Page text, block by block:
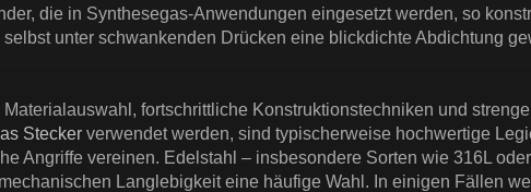
die in Synthesegas-Anwendungen eingesetzt werden, so
unter schwankenden Drücken eine blickdichte Abdichtung
fortschrittliche Konstruktionstechniken und
Stecker verwendet werden, sind typischerweise hochwertige
Angriffe vereinen. Edelstahl – insbesondere Sorten wie 316L
Langlebigkeit eine häufige Wahl. In einigen Fällen